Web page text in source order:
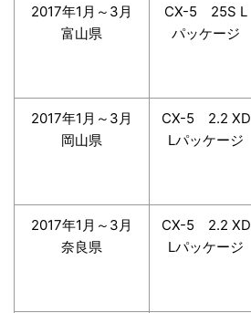
2017年1月～3月
富山県
CX-5 25S L
パッケージ
2017年1月～3月
岡山県
CX-5 2.2 XD
Lパッケージ
2017年1月～3月
奈良県
CX-5 2.2 XD
Lパッケージ